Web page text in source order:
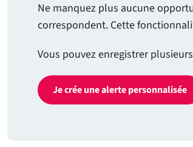
Ne manquez plus aucune
correspondent. Cette
Vous pouvez enregistrer
Je crée une alerte personnalisée